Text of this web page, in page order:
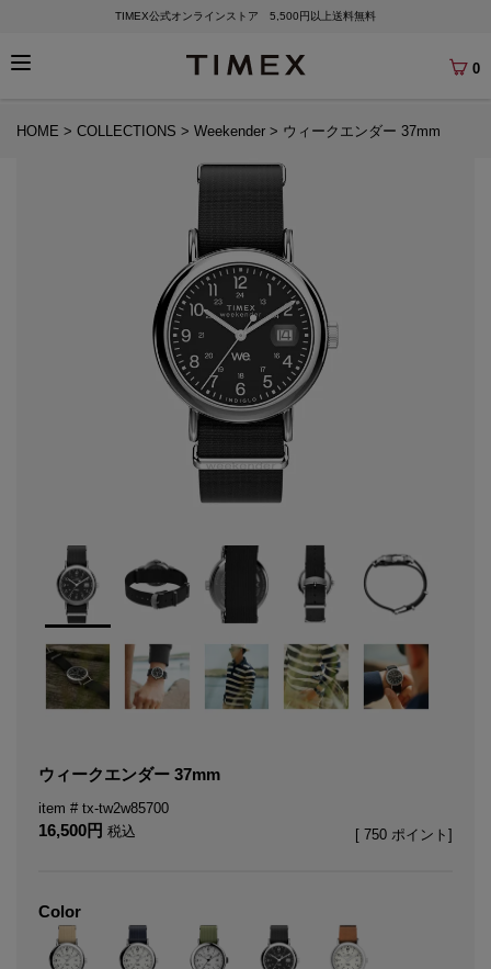
TIMEX公式オンラインストア 5,500円以上送料無料
0
HOME COLLECTIONS Weekender ウィークエンダー 37mm
ウィークエンダー 37mm
tx-tw2w85700
16,500 税込 [ 750 ポイント]
Color